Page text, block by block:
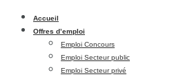
Accueil
Offres d’emploi
Emploi Concours
Emploi Secteur public
Emploi Secteur privé